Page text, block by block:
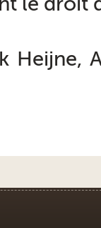
Heijne,